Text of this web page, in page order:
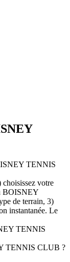
TENNIS
choisissez votre
BOISNEY
de terrain, 3)
instantanée. Le
TENNIS
TENNIS CLUB ?